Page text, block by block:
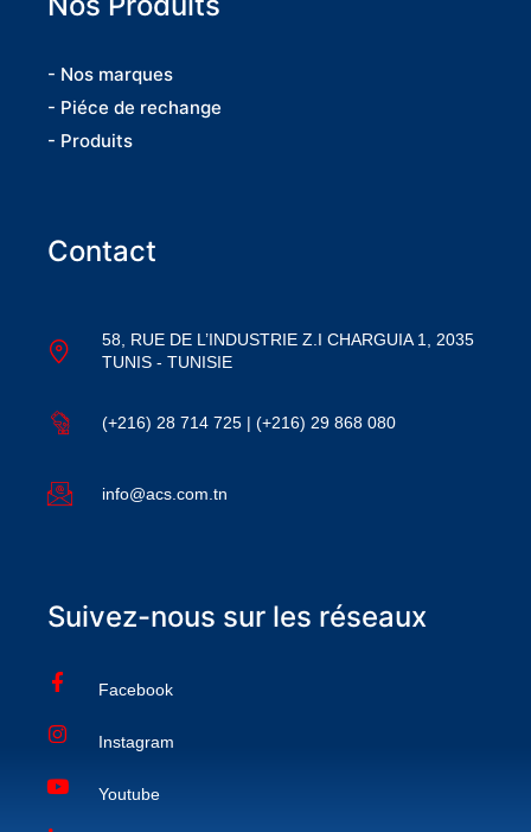
- Nos marques
- Piéce de rechange
- Produits
Contact
58, RUE DE L’INDUSTRIE Z.I CHARGUIA 1, 2035
TUNIS - TUNISIE
(+216) 28 714 725 | (+216) 29 868 080
info@acs.com.tn
Suivez-nous sur les réseaux
Facebook
Instagram
Youtube